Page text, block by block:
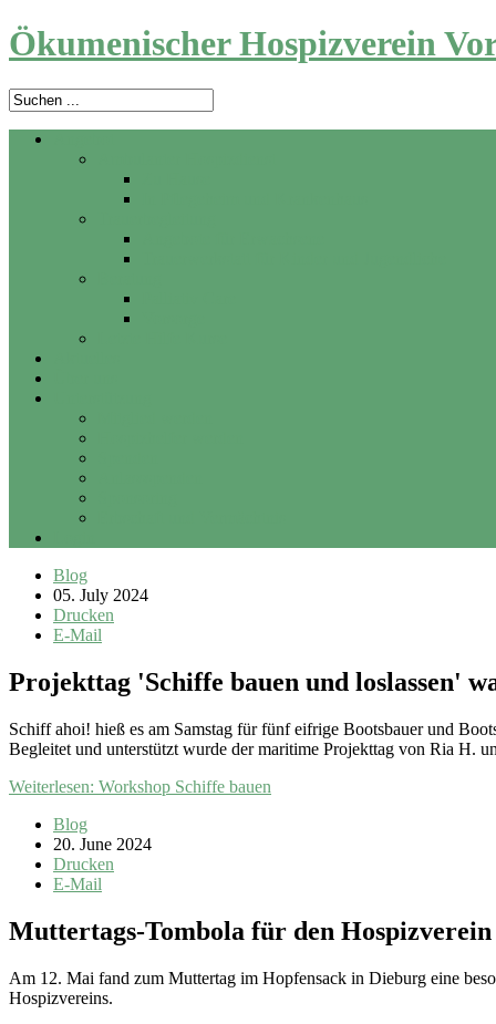
Ökumenischer Hospizverein
Blog
05. July 2024
Drucken
E-Mail
Projekttag 'Schiffe bauen und loslassen'
Schiff ahoi! hieß es am Samstag für fünf eifrige Bootsbauer und
Begleitet und unterstützt wurde der maritime Projekttag von Ria H.
Weiterlesen: Workshop Schiffe bauen
Blog
20. June 2024
Drucken
E-Mail
Muttertags-Tombola für den Hospizverein
Am 12. Mai fand zum Muttertag im Hopfensack in Dieburg eine
Hospizvereins.